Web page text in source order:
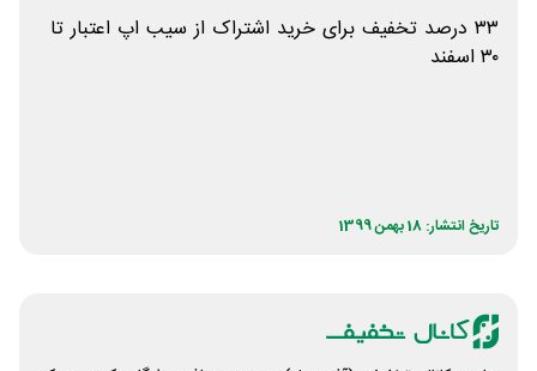
۳۳ درصد تخفیف برای خرید اشتراک از سیب اپ اعتبار تا
۳۰ اسفند
تاریخ انتشار: 18 بهمن 1399